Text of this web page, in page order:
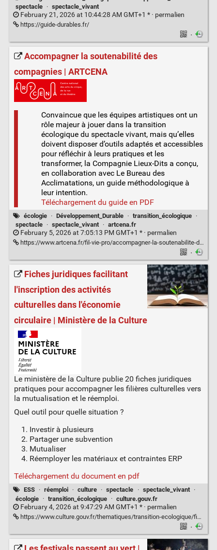
spectacle
· spectacle_vivant
February 21, 2026 at 10:44:28 AM GMT+1 * · permalien
https://guide-durables.fr/
·
Accompagner la soutenabilité des
compagnies | ARTCENA
Convaincue que les équipes artistiques ont un
rôle majeur à jouer dans la transition
écologique du spectacle vivant, mais qu’elles
doivent disposer d’outils adaptés et accessibles
pour réfléchir à leurs pratiques et les
transformer, la Compagnie Lieux-Dits a conçu,
en collaboration avec Le Bureau des
Acclimatations, un guide méthodologique à
leur intention.
Téléchargement du guide en PDF
écologie · Développement_Durable · transition_écologique ·
spectacle
· spectacle_vivant · artcena.fr
February 5, 2026 at 7:05:13 PM GMT+1 * · permalien
https://www.artcena.fr/fil-vie-pro/accompagner-la-soutenabilite-des-compagnies
·
Fiches juridiques facilitant
l'inscription des activités
culturelles dans l'économie
circulaire | Ministère de la Culture
Le ministère de la Culture publie 20 fiches juridiques
pratiques pour accompagner les filières culturelles vers
la mutualisation et le réemploi.
Quel outil pour quelle situation ?
Investir à plusieurs
Partager une subvention
Mutualiser
Réemployer les matériaux et contraintes ERP
Téléchargement du document en pdf
ESS · réemploi · culture · spectacle · spectacle_vivant
·
écologie
· transition_écologique · culture.gouv.fr
February 4, 2026 at 9:47:29 AM GMT+1 * · permalien
https://www.culture.gouv.fr/thematiques/transition-ecologique/fiches-juridiques-facilitant-l-inscription-des-activites-culturelles-dans-l-economie-circulaire
·